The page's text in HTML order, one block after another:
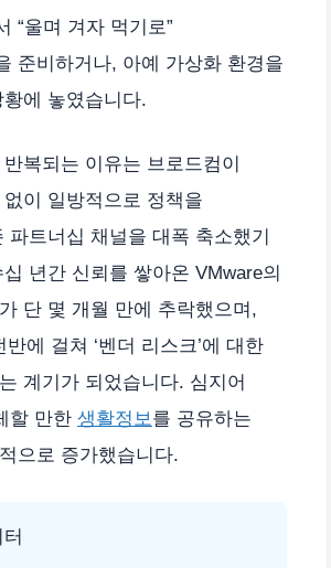
“울며 겨자 먹기로”
준비하거나, 아예 가상화 환경을
에 놓였습니다.
복되는 이유는 브로드컴이
이 일방적으로 정책을
파트너십 채널을 대폭 축소했기
년간 신뢰를 쌓아온 VMware의
단 몇 개월 만에 추락했으며,
에 걸쳐 ‘벤더 리스크’에 대한
계기가 되었습니다. 심지어
할 만한 생활정보를 공유하는
으로 증가했습니다.